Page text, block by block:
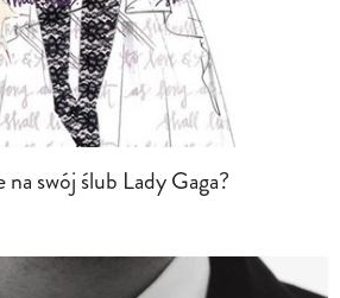
swój ślub Lady Gaga?